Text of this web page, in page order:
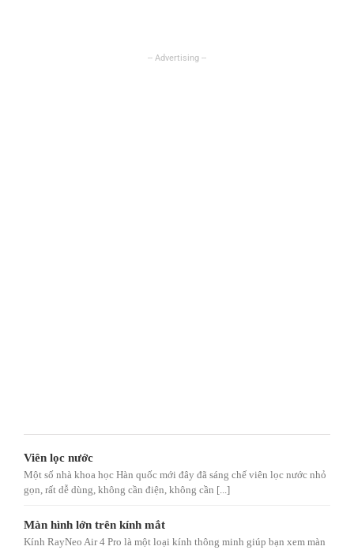
Viên lọc nước
Một số nhà khoa học Hàn quốc mới đây đã sáng chế viên lọc nước nhỏ
gọn, rất dễ dùng, không cần điện, không cần [...]
Màn hình lớn trên kính mắt
Kính RayNeo Air 4 Pro là một loại kính thông minh giúp bạn xem màn